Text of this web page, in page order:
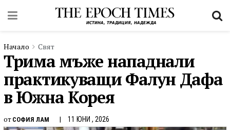
Начало Свят
Трима мъже нападнали
практикуващи Фалун Дафа
в Южна Корея
от СОФИЯ ЛАМ 11 ЮНИ , 2026